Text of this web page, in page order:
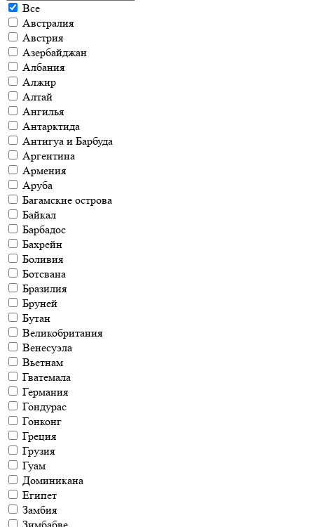
Все
Австралия
Австрия
Азербайджан
Албания
Алжир
Алтай
Ангилья
Антарктида
Антигуа и Барбуда
Аргентина
Армения
Аруба
Багамские острова
Байкал
Барбадос
Бахрейн
Боливия
Ботсвана
Бразилия
Бруней
Бутан
Великобритания
Венесуэла
Вьетнам
Гватемала
Германия
Гондурас
Гонконг
Греция
Грузия
Гуам
Доминикана
Египет
Замбия